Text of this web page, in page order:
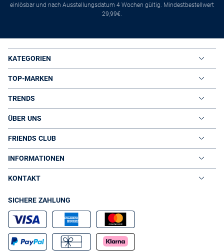
einlösbar und nach Ausstellungsdatum 4 Wochen gültig. Mindestbestellwert
29,99€.
KATEGORIEN
TOP-MARKEN
TRENDS
ÜBER UNS
FRIENDS CLUB
INFORMATIONEN
KONTAKT
SICHERE ZAHLUNG